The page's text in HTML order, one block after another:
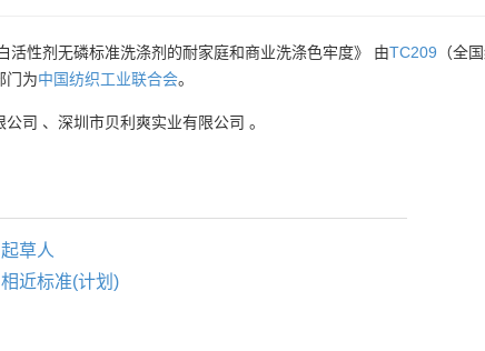
活性剂无磷标准洗涤剂的耐家庭和商业洗涤色牢度》 由TC209 （全
门为中国纺织工业联合会。
公司 、 深圳市贝利爽实业有限公司 。
起草人
相近标准(计划)